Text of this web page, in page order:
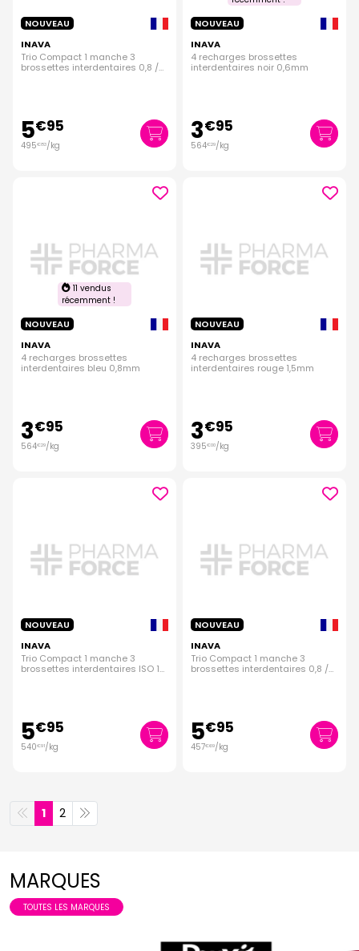
NOUVEAU
INAVA
Trio Compact 1 manche 3
brossettes interdentaires 0,8 /
5€95
495€83/kg
NOUVEAU
INAVA
4 recharges brossettes
interdentaires noir 0,6mm
3€95
564€29/kg
NOUVEAU
11 vendus
récemment !
INAVA
4 recharges brossettes
interdentaires bleu 0,8mm
3€95
564€29/kg
NOUVEAU
INAVA
4 recharges brossettes
interdentaires rouge 1,5mm
3€95
395€00/kg
NOUVEAU
INAVA
Trio Compact 1 manche 3
brossettes interdentaires ISO 1
5€95
540€91/kg
NOUVEAU
INAVA
Trio Compact 1 manche 3
brossettes interdentaires 0,8 /
5€95
457€69/kg
1 2
MARQUES
TOUTES LES MARQUES